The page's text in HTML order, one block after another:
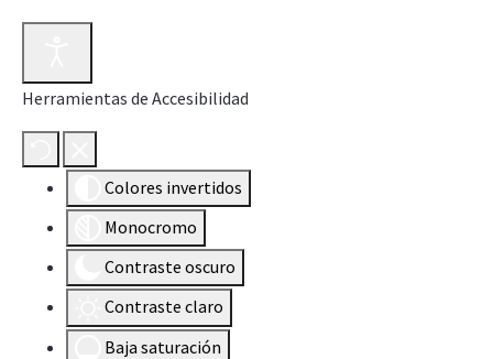
Herramientas de Accesibilidad
Colores invertidos
Monocromo
Contraste oscuro
Contraste claro
Baja saturación